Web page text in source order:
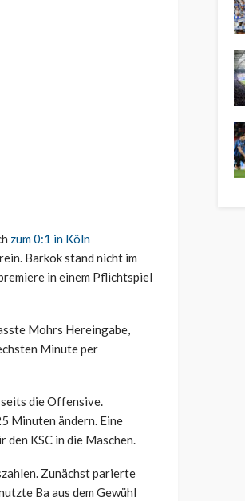
zum 0:1 in Köln
Barkok stand nicht im
in einem Pflichtspiel
Mohrs Hereingabe,
Minute per
die Offensive.
Minuten ändern. Eine
den KSC in die Maschen.
Zunächst parierte
Ba aus dem Gewühl